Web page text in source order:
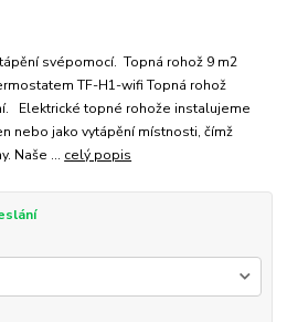
svépomocí. Topná rohož 9 m2
TF-H1-wifi Topná rohož
Elektrické topné rohože instalujeme
nebo jako vytápění místnosti, čímž
Naše ... celý popis